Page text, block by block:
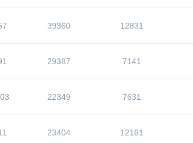
39360 12831
29387 7141
22349 7631
23404 12161